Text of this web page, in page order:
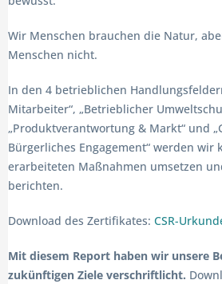
Wir Menschen brauchen die Natur,
Menschen nicht.
In den 4 betrieblichen
Mitarbeiter“, „Betrieblicher
„Produktverantwortung & Markt“ und
Bürgerliches Engagement“ werden
erarbeiteten Maßnahmen umsetzen
berichten.
Download des Zertifikates: CSR-
Mit diesem Report haben wir unsere
zukünftigen Ziele verschriftlicht.